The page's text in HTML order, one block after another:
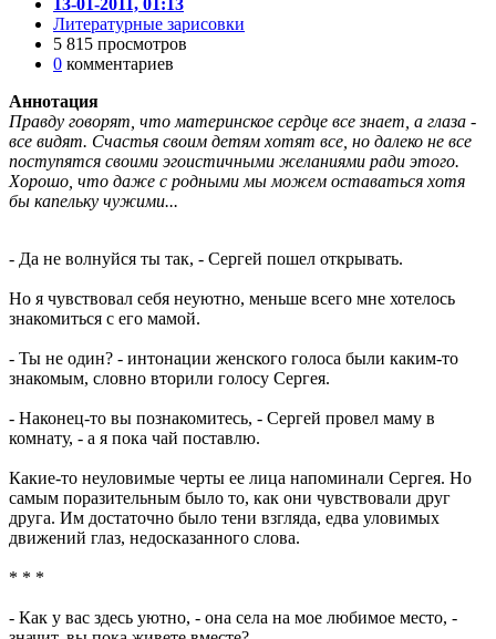
Литературные зарисовки
5 815 просмотров
0 комментариев
Аннотация
Правду говорят, что материнское сердце все знает, а глаза -
все видят. Счастья своим детям хотят все, но далеко не все
поступятся своими эгоистичными желаниями ради этого.
Хорошо, что даже с родными мы можем оставаться хотя
бы капельку чужими...
- Да не волнуйся ты так, - Сергей пошел открывать.
Но я чувствовал себя неуютно, меньше всего мне хотелось
знакомиться с его мамой.
- Ты не один? - интонации женского голоса были каким-то
знакомым, словно вторили голосу Сергея.
- Наконец-то вы познакомитесь, - Сергей провел маму в
комнату, - а я пока чай поставлю.
Какие-то неуловимые черты ее лица напоминали Сергея. Но
самым поразительным было то, как они чувствовали друг
друга. Им достаточно было тени взгляда, едва уловимых
движений глаз, недосказанного слова.
* * *
- Как у вас здесь уютно, - она села на мое любимое место, -